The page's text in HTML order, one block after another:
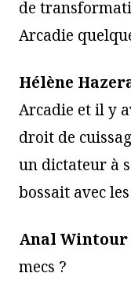
de
Arcadie
Hélène
Arcadie et il y
droit de
un dictateur à
bossait avec
Anal Wintour
mecs ?